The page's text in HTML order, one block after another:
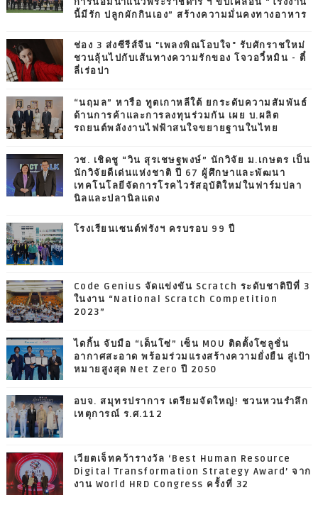
นี้มีรัก ปลูกผักกินเอง” สร้างความมั่นคงทางอาหาร
ช่อง 3 ส่งซีรีส์จีน "เพลงพิณโอบใจ" รับศักราชใหม่
ชวนลุ้นไปกับเส้นทางความรักของ โจวอวี๋หมิน - ตี๋
ลี่เร่อปา
“นฤมล” หารือ ทูตเกาหลีใต้ ยกระดับความสัมพันธ์
ด้านการค้าและการลงทุนร่วมกัน เผย บ.ผลิต
รถยนต์พลังงานไฟฟ้าสนใจขยายฐานในไทย
วช. เชิดชู “วิน สุรเชษฐพงษ์” นักวิจัย ม.เกษตร เป็น
นักวิจัยดีเด่นแห่งชาติ ปี 67 ผู้ศึกษาและพัฒนา
เทคโนโลยีจัดการโรคไวรัสอุบัติใหม่ในฟาร์มปลา
นิลและปลานิลแดง
โรงเรียนเซนต์ฟรังฯ ครบรอบ 99 ปี
Code Genius จัดแข่งขัน Scratch ระดับชาติปีที่ 3
ในงาน “National Scratch Competition
2023”
ไดกิ้น จับมือ “เด็นโซ่” เซ็น MOU ติดตั้งโซลูชั่น
อากาศสะอาด พร้อมร่วมแรงสร้างความยั่งยืน สู่เป้า
หมายสูงสุด Net Zero ปี 2050
อบจ. สมุทรปราการ เตรียมจัดใหญ่! ชวนหวนรำลึก
เหตุการณ์ ร.ศ.112
เวียตเจ็ทคว้ารางวัล ‘Best Human Resource
Digital Transformation Strategy Award’ จาก
งาน World HRD Congress ครั้งที่ 32